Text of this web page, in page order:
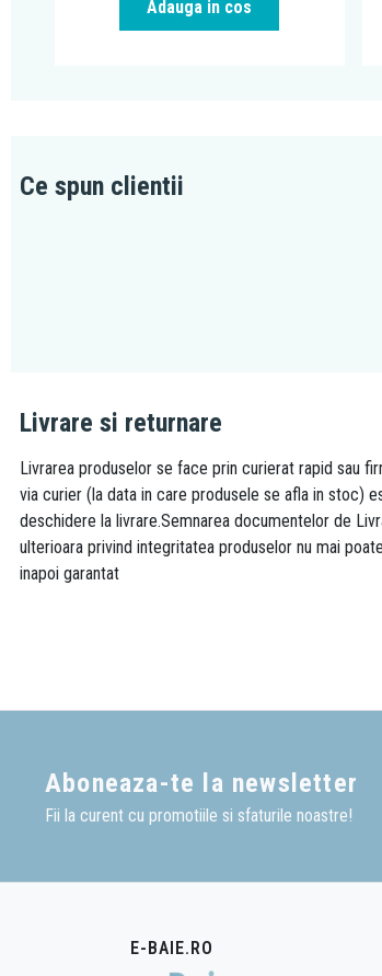
Adauga in cos
Ce spun clientii
Livrare si returnare
Livrarea produselor se face prin curierat rapid sau
via curier (la data in care produsele se afla in stoc)
deschidere la livrare.Semnarea documentelor de
ulterioara privind integritatea produselor nu mai
inapoi garantat
Aboneaza-te la newsletter
Fii la curent cu promotiile si sfaturile noastre!
E-BAIE.RO